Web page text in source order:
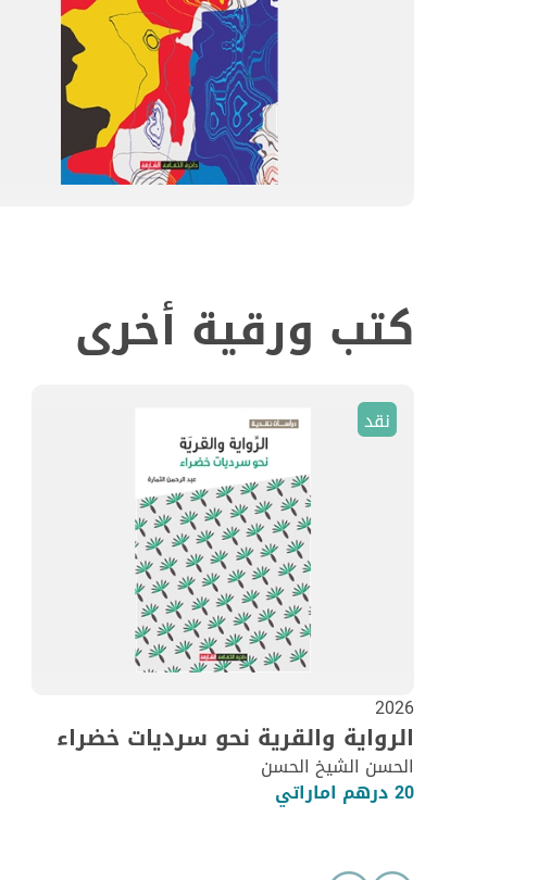
كتب ورقية أخرى
نقد
2026
الرواية والقرية نحو سرديات خضراء
الحسن الشيخ الحسن
20 درهم اماراتي